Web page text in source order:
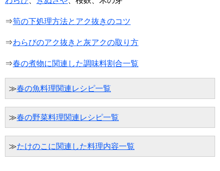
⇒筍の下処理方法とアク抜きのコツ
⇒わらびのアク抜きと灰アクの取り方
⇒春の煮物に関連した調味料割合一覧
≫春の魚料理関連レシピ一覧
≫春の野菜料理関連レシピ一覧
≫たけのこに関連した料理内容一覧